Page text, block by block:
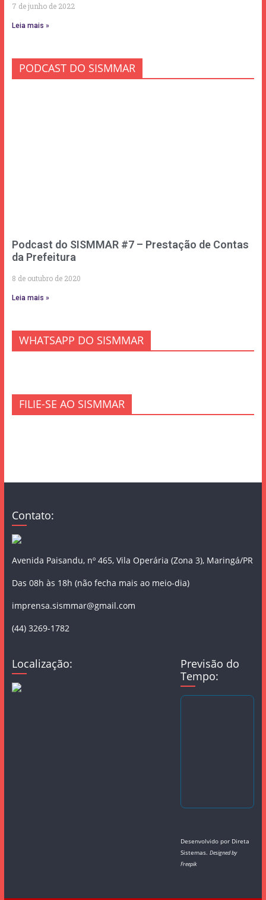
7 de junho de 2022
Leia mais »
PODCAST DO SISMMAR
Podcast do SISMMAR #7 – Prestação de Contas
da Prefeitura
8 de outubro de 2020
Leia mais »
WHATSAPP DO SISMMAR
FILIE-SE AO SISMMAR
Contato:
Avenida Paisandu, nº 465, Vila Operária (Zona 3), Maringá/PR
Das 08h às 18h (não fecha mais ao meio-dia)
imprensa.sismmar@gmail.com
(44) 3269-1782
Localização:
Previsão do
Tempo:
Desenvolvido por Direta
Sistemas.Designed by
Freepik